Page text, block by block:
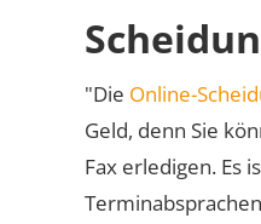
"Die Online-
Geld, denn Sie
Fax erledigen. Es